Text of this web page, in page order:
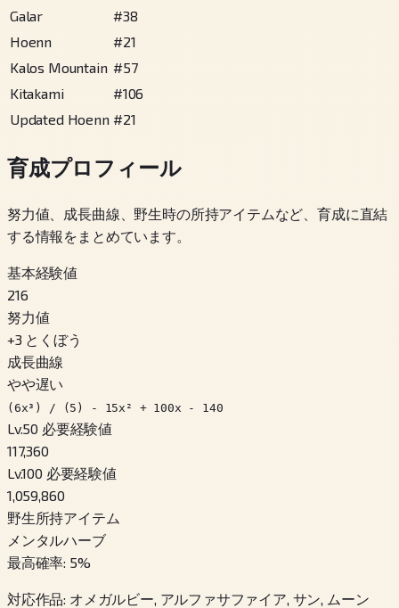
Galar #38
Hoenn
#21
Kalos Mountain #57
Kitakami
#106
Updated Hoenn #21
育成プロフィール
努力値、成長曲線、野生時の所持アイテムなど、育成に直結
する情報をまとめています。
基本経験値
216
努力値
+3 とくぼう
成長曲線
やや遅い
(6x³) / (5) - 15x² + 100x - 140
Lv.50 必要経験値
117,360
Lv.100 必要経験値
1,059,860
野生所持アイテム
メンタルハーブ
最高確率: 5%
対応作品: オメガルビー, アルファサファイア, サン, ムーン